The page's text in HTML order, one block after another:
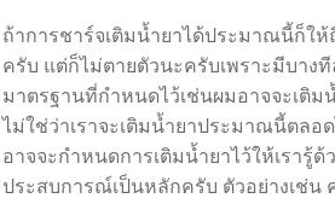
ถ้าการชาร์จเติมน้ำยาได้ประมาณนี้ก็ใ
ครับ แต่ก็ไม่ตายตัวนะครับเพราะมีบาง
มาตรฐานที่กำหนดไว้เช่นผมอาจจะเติม
ไม่ใช่ว่าเราจะเติมน้ำยาประมาณนี้ตล
อาจจะกำหนดการเติมน้ำยาไว้ให้เรารู้
ประสบการณ์เป็นหลักครับ ตัวอย่างเช่น